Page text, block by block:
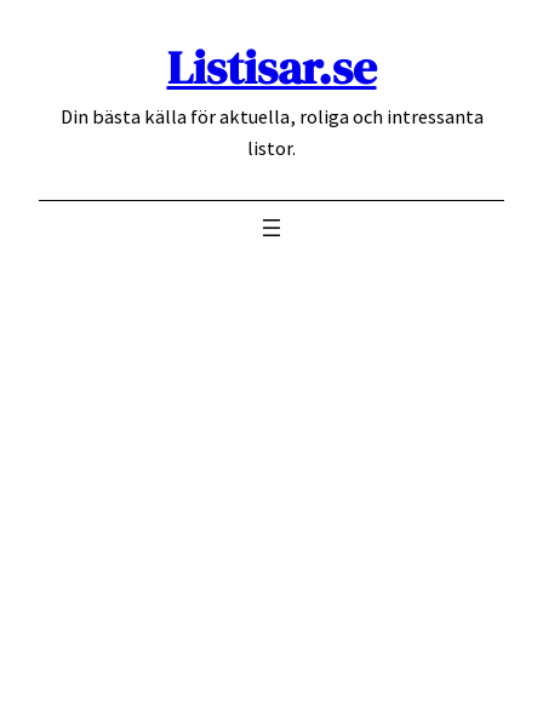
Listisar.se
Din bästa källa för aktuella, roliga och intressanta
listor.